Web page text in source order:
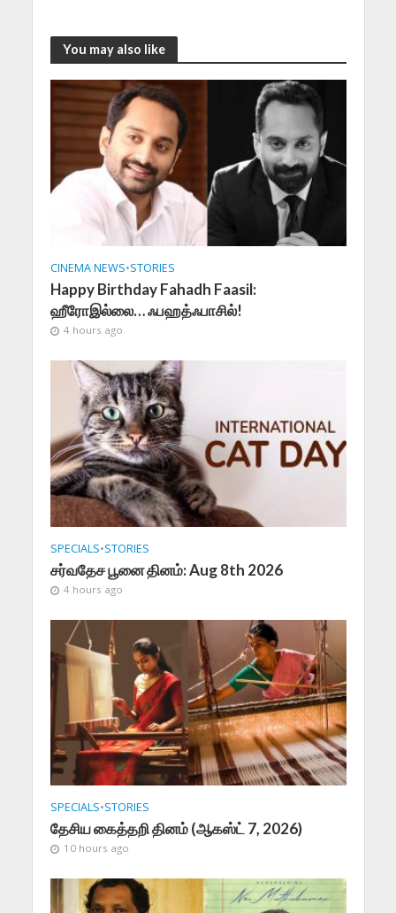
You may also like
CINEMA NEWS•STORIES
Happy Birthday Fahadh Faasil:
ஹீரோஇல்லை… ஃபஹத்ஃபாசில்!
4 hours ago
SPECIALS•STORIES
சர்வதேச பூனை தினம்: Aug 8th 2026
4 hours ago
SPECIALS•STORIES
தேசிய கைத்தறி தினம் (ஆகஸ்ட் 7, 2026)
10 hours ago